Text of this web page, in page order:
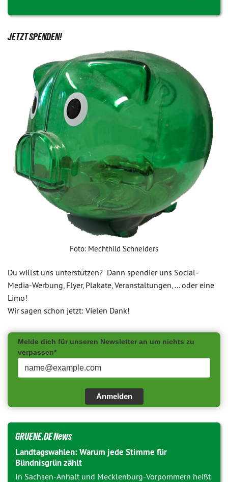
JETZT SPENDEN!
Foto: Mechthild Schneiders
Du willst uns unterstützen? Dann spendier uns Social-
Media-Werbung, Flyer, Plakate, Veranstaltungen, ... oder eine
Limo!
Wir sagen schon jetzt: Vielen Dank!
Melde dich für unseren Newsletter an um nichts zu
verpassen*
Anmelden
GRUENE.DE News
Landtagswahlen: Warum jede Stimme für
Bündnisgrün zählt
In Sachsen-Anhalt und Mecklenburg-Vorpommern heißt